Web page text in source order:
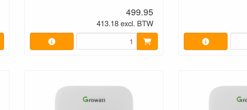
499.95
413.18 excl. BTW